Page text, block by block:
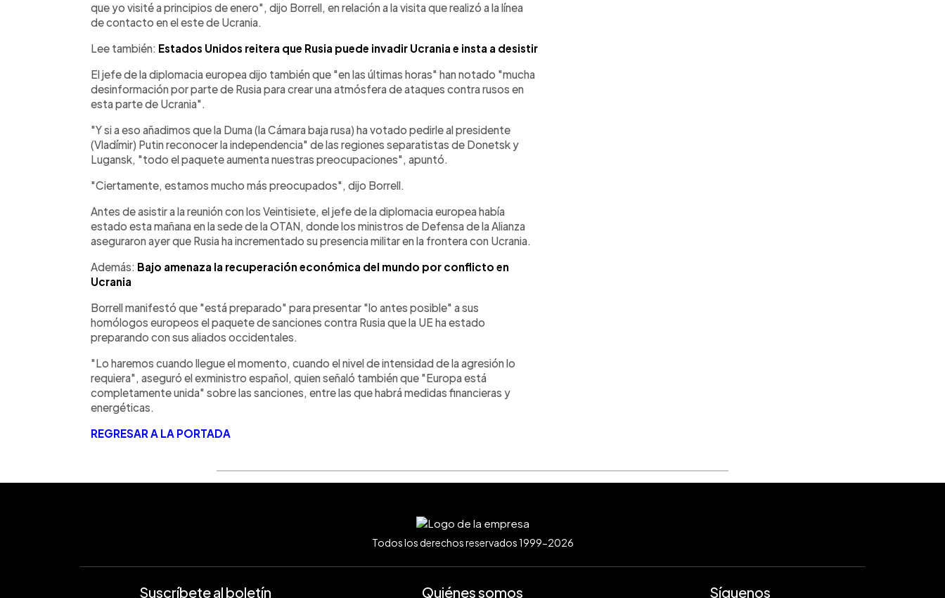
que yo visité a principios de enero", dijo Borrell, en relación a la visita que realizó a la línea
de contacto en el este de Ucrania.
Lee también: Estados Unidos reitera que Rusia puede invadir Ucrania e insta a desistir
El jefe de la diplomacia europea dijo también que "en las últimas horas" han notado "mucha
desinformación por parte de Rusia para crear una atmósfera de ataques contra rusos en
esta parte de Ucrania".
"Y si a eso añadimos que la Duma (la Cámara baja rusa) ha votado pedirle al presidente
(Vladímir) Putin reconocer la independencia" de las regiones separatistas de Donetsk y
Lugansk, "todo el paquete aumenta nuestras preocupaciones", apuntó.
"Ciertamente, estamos mucho más preocupados", dijo Borrell.
Antes de asistir a la reunión con los Veintisiete, el jefe de la diplomacia europea había
estado esta mañana en la sede de la OTAN, donde los ministros de Defensa de la Alianza
aseguraron ayer que Rusia ha incrementado su presencia militar en la frontera con Ucrania.
Además: Bajo amenaza la recuperación económica del mundo por conflicto en
Ucrania
Borrell manifestó que "está preparado" para presentar "lo antes posible" a sus
homólogos europeos el paquete de sanciones contra Rusia que la UE ha estado
preparando con sus aliados occidentales.
"Lo haremos cuando llegue el momento, cuando el nivel de intensidad de la agresión lo
requiera", aseguró el exministro español, quien señaló también que "Europa está
completamente unida" sobre las sanciones, entre las que habrá medidas financieras y
energéticas.
REGRESAR A LA PORTADA
Todos los derechos reservados 1999-2026
Suscríbete al boletín Quiénes somos Síguenos